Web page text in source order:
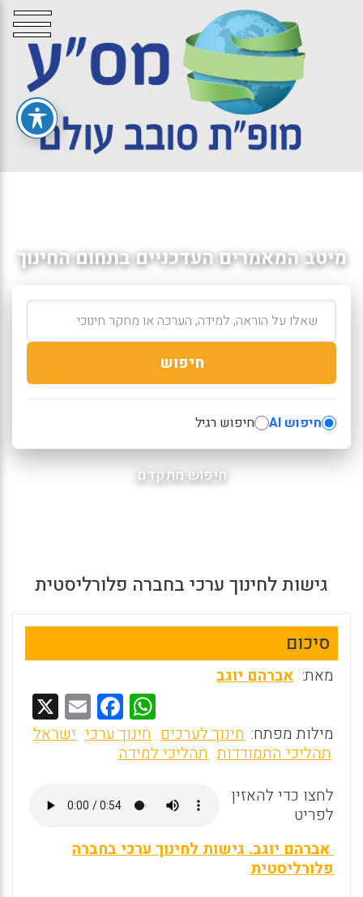
מיטב המאמרים העדכניים בתחום החינוך
חיפוש
חיפוש AI חיפוש רגיל
חיפוש מתקדם
גישות לחינוך ערכי בחברה פלורליסטית
סיכום
מאת: אברהם יוגב
W
h
at
A
p
p
F
a
o
o
k
E
m מילות מפתח: חינוך לערכים חינוך ערכי ישראל
תהליכי התמודדות תהליכי למידה
לחצו כדי להאזין
לפריט
אברהם יוגב. גישות לחינוך ערכי בחברה
פלורליסטית